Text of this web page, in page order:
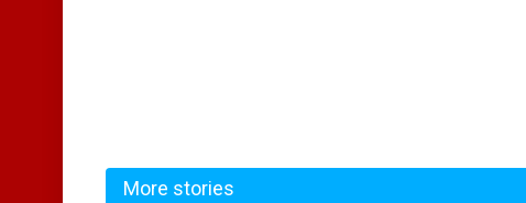
More stories